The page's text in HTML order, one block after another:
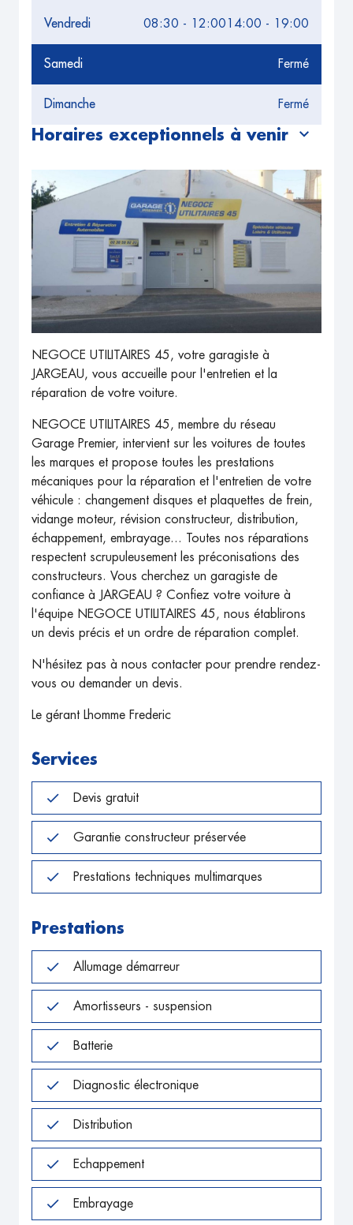
Vendredi 08:30 - 12:00 14:00 - 19:00
Samedi Fermé
Dimanche Fermé
Horaires exceptionnels à venir
NEGOCE UTILITAIRES 45, votre garagiste à
JARGEAU, vous accueille pour l'entretien et la
réparation de votre voiture.
NEGOCE UTILITAIRES 45, membre du réseau
Garage Premier, intervient sur les voitures de toutes
les marques et propose toutes les prestations
mécaniques pour la réparation et l'entretien de votre
véhicule : changement disques et plaquettes de frein,
vidange moteur, révision constructeur, distribution,
échappement, embrayage... Toutes nos réparations
respectent scrupuleusement les préconisations des
constructeurs. Vous cherchez un garagiste de
confiance à JARGEAU ? Confiez votre voiture à
l'équipe NEGOCE UTILITAIRES 45, nous établirons
un devis précis et un ordre de réparation complet.
N'hésitez pas à nous contacter pour prendre rendez-
vous ou demander un devis.
Le gérant Lhomme Frederic
Services
Devis gratuit
Garantie constructeur préservée
Prestations techniques multimarques
Prestations
Allumage démarreur
Amortisseurs - suspension
Batterie
Diagnostic électronique
Distribution
Echappement
Embrayage